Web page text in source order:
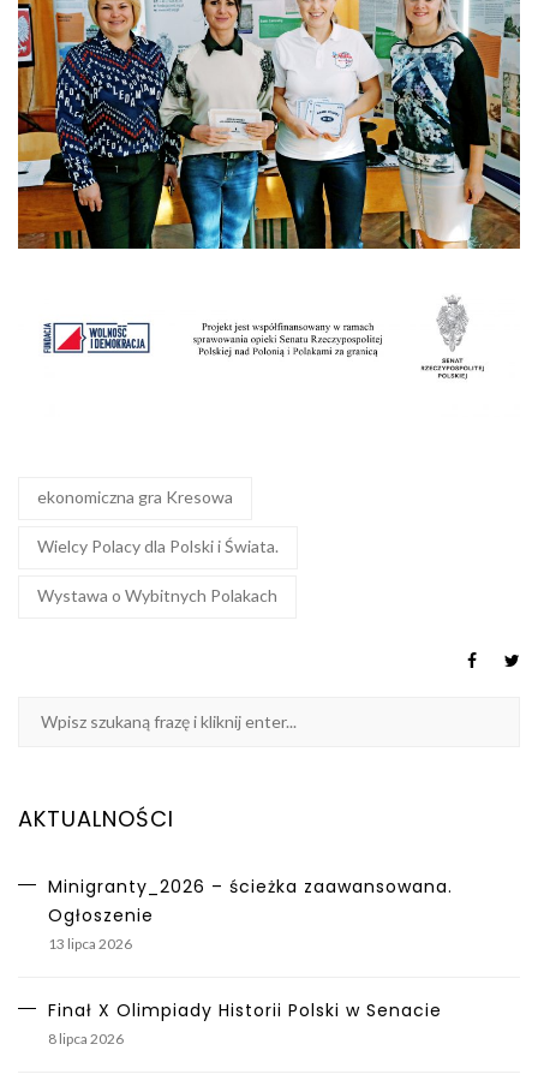
ekonomiczna gra Kresowa
Wielcy Polacy dla Polski i Świata.
Wystawa o Wybitnych Polakach
AKTUALNOŚCI
Minigranty_2026 – ścieżka zaawansowana.
Ogłoszenie
13 lipca 2026
Finał X Olimpiady Historii Polski w Senacie
8 lipca 2026